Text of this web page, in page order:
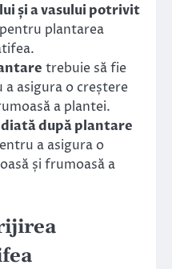
și a vasului potrivit
plantarea
trebuie să fie
asigura o creștere
a plantei.
după plantare
a asigura o
și frumoasă a